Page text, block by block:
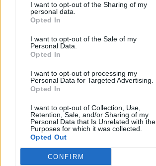
I want to opt-out of the Sharing of my
personal data.
Opted In
I want to opt-out of the Sale of my
Personal Data.
Opted In
I want to opt-out of processing my
Personal Data for Targeted Advertising.
Opted In
I want to opt-out of Collection, Use,
Retention, Sale, and/or Sharing of my
Personal Data that Is Unrelated with the
Purposes for which it was collected.
Opted Out
CONFIRM